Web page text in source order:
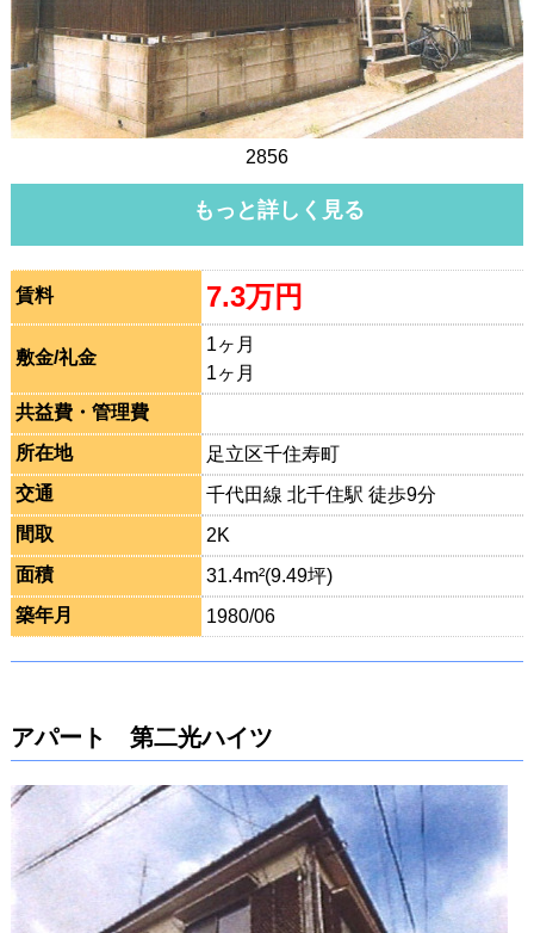
2856
もっと詳しく見る
賃料 7.3万円
敷金/礼金
1ヶ月
1ヶ月
共益費・管理費
所在地
足立区千住寿町
交通
千代田線 北千住駅 徒歩9分
間取
2K
面積
31.4m²(9.49坪)
築年月
1980/06
アパート 第二光ハイツ